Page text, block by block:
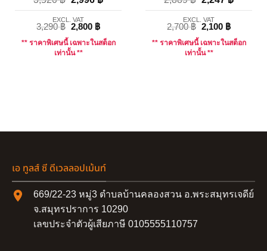
EXCL. VAT
3,290฿ 2,800 ฿
** ราคาพิเศษนี้ เฉพาะในสต็อก
เท่านั้น **
EXCL. VAT
2,700฿ 2,100 ฿
** ราคาพิเศษนี้ เฉพาะในสต็อก
เท่านั้น **
เอ ทูลส์ ซี ดีเวลลอปเม้นท์
669/22-23 หมู่3 ตำบลบ้านคลองสวน อ.พระสมุทรเจดีย์
จ.สมุทรปราการ 10290
เลขประจำตัวผู้เสียภาษี 0105555110757